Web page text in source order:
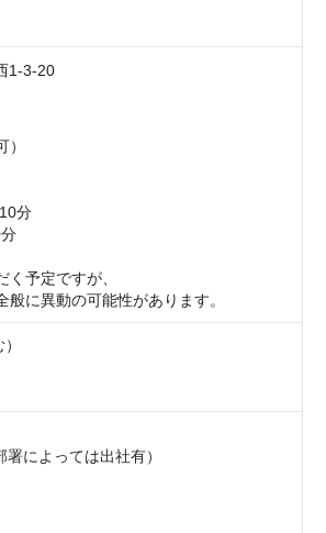
1-3-20
分
予定ですが、
に異動の可能性があります。
によっては出社有）